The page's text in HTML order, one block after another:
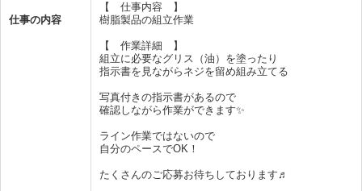
仕事の内容
【 仕事内容 】
樹脂製品の組立作業
【 作業詳細 】
組立に必要なグリス（油）を塗ったり
指示書を見ながらネジを留め組み立てる
写真付きの指示書があるので
確認しながら作業ができます✨
ライン作業ではないので
自分のペースでOK！
たくさんのご応募お待ちしております♬